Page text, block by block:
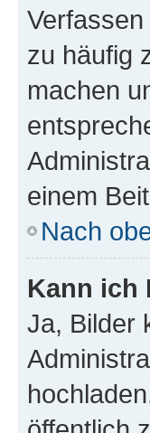
zu häufig
machen
einem
Nach
Kann ich
Ja, Bilder